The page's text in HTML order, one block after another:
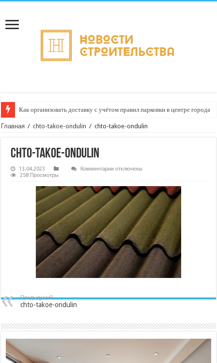
Как организовать доставку с учётом правил парковки в центре города
Главная / chto-takoe-ondulin / chto-takoe-ondulin
chto-takoe-ondulin
13.04.2023 Комментариик
takoe-
ondulin
отключены
258 Просмотры
Предыдущий
chto-takoe-ondulin